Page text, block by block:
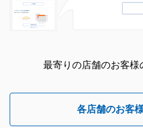
最寄りの店舗のお客様
各店舗のお客